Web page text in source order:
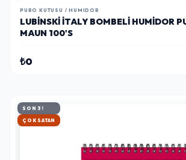
PURO KUTUSU / HUMIDOR
LUBINSKI İTALY BOMBELI HUMIDOR
MAUN 100'S
₺0
SON 3!
HIZLI KARGO